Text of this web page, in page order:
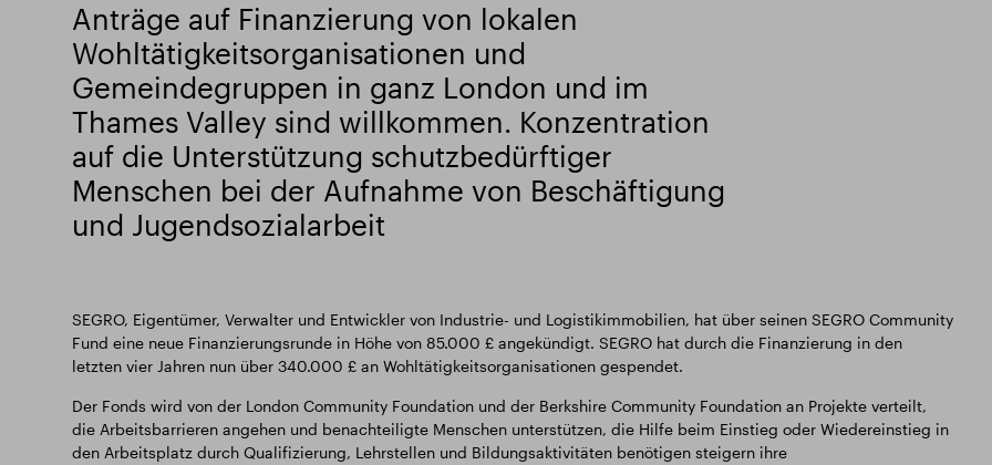
Anträge auf Finanzierung von lokalen
Wohltätigkeitsorganisationen und
Gemeindegruppen in ganz London und im
Thames Valley sind willkommen. Konzentration
auf die Unterstützung schutzbedürftiger
Menschen bei der Aufnahme von Beschäftigung
und Jugendsozialarbeit
SEGRO, Eigentümer, Verwalter und Entwickler von Industrie- und Logistikimmobilien, hat über seinen SEGRO Community
Fund eine neue Finanzierungsrunde in Höhe von 85.000 £ angekündigt. SEGRO hat durch die Finanzierung in den
letzten vier Jahren nun über 340.000 £ an Wohltätigkeitsorganisationen gespendet.
Der Fonds wird von der London Community Foundation und der Berkshire Community Foundation an Projekte verteilt,
die Arbeitsbarrieren angehen und benachteiligte Menschen unterstützen, die Hilfe beim Einstieg oder Wiedereinstieg in
den Arbeitsplatz durch Qualifizierung, Lehrstellen und Bildungsaktivitäten benötigen steigern ihre